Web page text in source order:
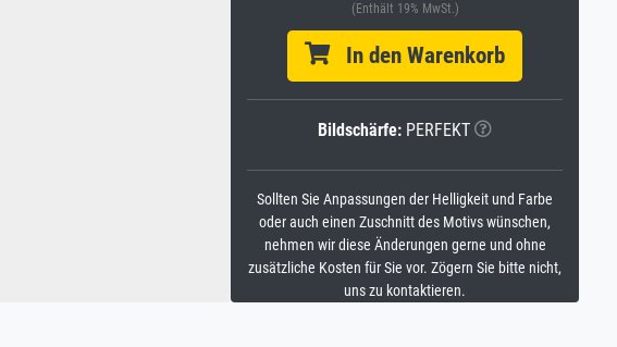
(Enthält 19% MwSt.)
In den Warenkorb
Bildschärfe: PERFEKT
Sollten Sie Anpassungen der Helligkeit und Farbe
oder auch einen Zuschnitt des Motivs wünschen,
nehmen wir diese Änderungen gerne und ohne
zusätzliche Kosten für Sie vor. Zögern Sie bitte nicht,
uns zu kontaktieren.